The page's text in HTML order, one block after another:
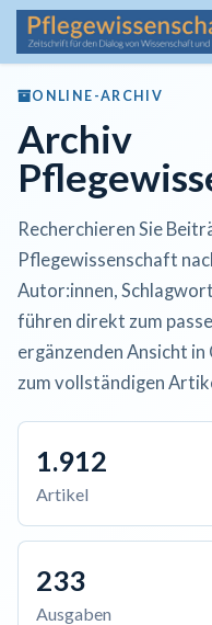
Zum Inhalt springen
ONLINE-ARCHIV
Archiv
Recherchieren Sie
Pflegewissenschaft
Autor:innen,
führen direkt zum
ergänzenden Ansicht
zum vollständigen
1.912
Artikel
233
Ausgaben